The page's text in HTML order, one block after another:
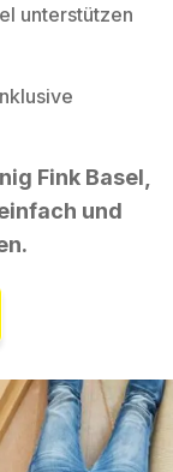
unterstützen
Fink Basel,
und